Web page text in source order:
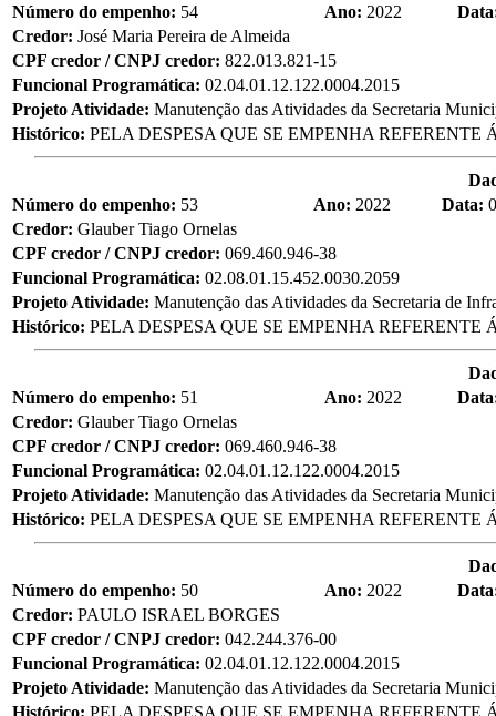
Número do empenho: 54 Ano: 2022
Credor: José Maria Pereira de Almeida
CPF credor / CNPJ credor: 822.013.821-15
Funcional Programática: 02.04.01.12.122.0004.2015
Projeto Atividade: Manutenção das Atividades da Secretaria
Histórico: PELA DESPESA QUE SE EMPENHA
Número do empenho: 53 Ano: 2022 Data:
Credor: Glauber Tiago Ornelas
CPF credor / CNPJ credor: 069.460.946-38
Funcional Programática: 02.08.01.15.452.0030.2059
Projeto Atividade: Manutenção das Atividades da Secretaria de
Histórico: PELA DESPESA QUE SE EMPENHA
Número do empenho: 51 Ano: 2022
Credor: Glauber Tiago Ornelas
CPF credor / CNPJ credor: 069.460.946-38
Funcional Programática: 02.04.01.12.122.0004.2015
Projeto Atividade: Manutenção das Atividades da Secretaria
Histórico: PELA DESPESA QUE SE EMPENHA
Número do empenho: 50 Ano: 2022
Credor: PAULO ISRAEL BORGES
CPF credor / CNPJ credor: 042.244.376-00
Funcional Programática: 02.04.01.12.122.0004.2015
Projeto Atividade: Manutenção das Atividades da Secretaria
Histórico: PELA DESPESA QUE SE EMPENHA